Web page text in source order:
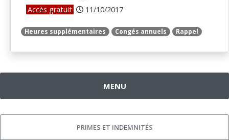
Accès gratuit 11/10/2017
Heures supplémentaires Congés annuels Rappel
MENU
PRIMES ET INDEMNITÉS